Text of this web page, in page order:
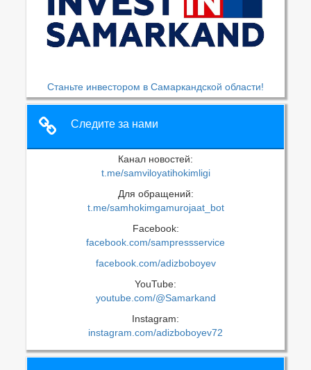
Станьте инвестором в Самаркандской области!
Следите за нами
Канал новостей:
t.me/samviloyatihokimligi
Для обращений:
t.me/samhokimgamurojaat_bot
Facebook:
facebook.com/sampressservice
facebook.com/adizboboyev
YouTube:
youtube.com/@Samarkand
Instagram:
instagram.com/adizboboyev72